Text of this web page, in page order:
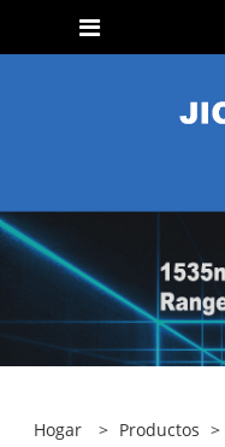
Hogar > Productos >